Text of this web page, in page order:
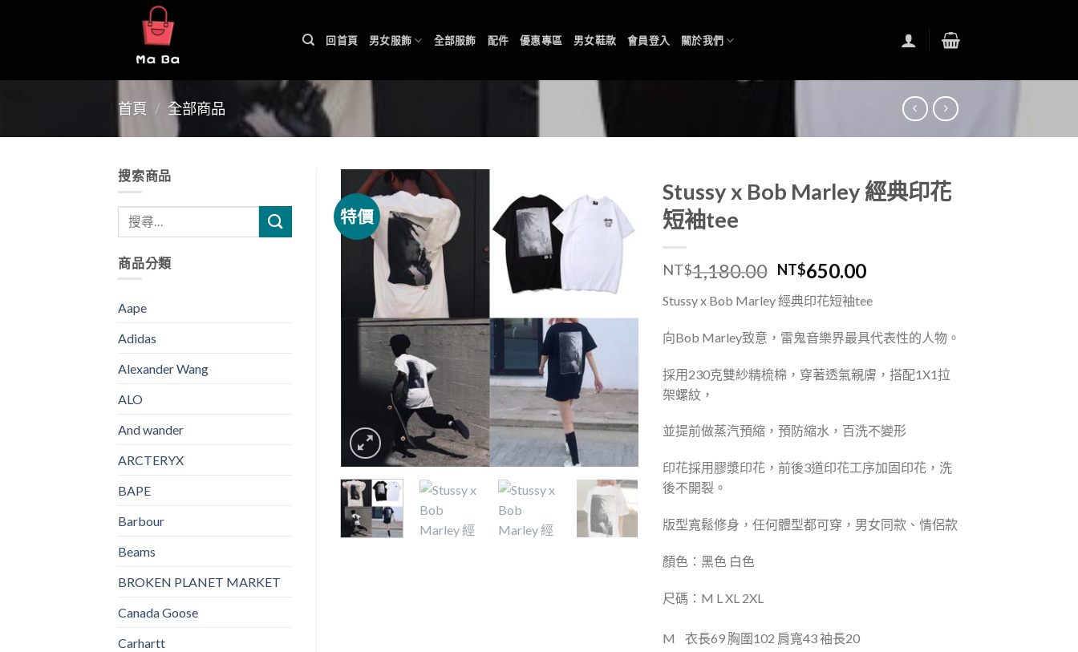
回首頁 男女服飾 全部服飾 配件 優惠專區 男女鞋款 會員登入 關於我們
首頁 / 全部商品
特價
Stussy x Bob Marley 經典印花
短袖tee
NT$1,180.00 NT$650.00
Stussy x Bob Marley經典印花短袖tee
向Bob Marley致意，雷鬼音樂界最具代表性的人物。
採用230克雙紗精梳棉，穿著透氣親膚，搭配1X1 拉
架螺紋，
並提前做蒸汽預縮，預防縮水，百洗不變形
印花採用膠漿印花，前後3道印花工序加固印花，洗
後不開裂。
版型寬鬆修身，任何體型都可穿，男女同款、情侶款
顏色：黑色 白色
尺碼：M L XL 2XL
M 衣長69 胸圍102 肩寬43袖長20
搜索商品
商品分類
Aape
Adidas
Alexander Wang
ALO
And wander
ARCTERYX
BAPE
Barbour
Beams
BROKEN PLANET MARKET
Canada Goose
Carhartt